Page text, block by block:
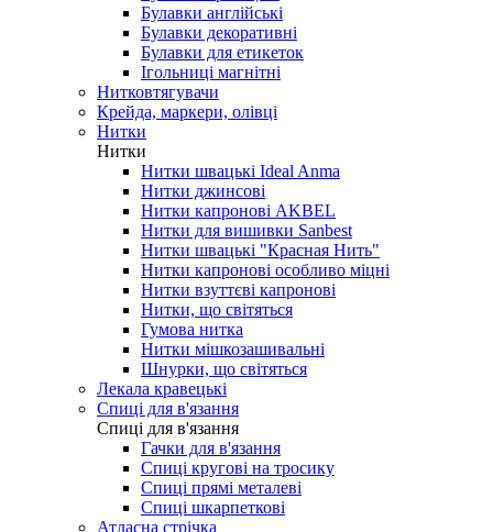
Булавки англійські
Булавки декоративні
Булавки для етикеток
Ігольниці магнітні
Нитковтягувачи
Крейда, маркери, олівці
Нитки
Нитки
Нитки швацькі Ideal Anma
Нитки джинсові
Нитки капронові AKBEL
Нитки для вишивки Sanbest
Нитки швацькі "Красная Нить"
Нитки капронові особливо міцні
Нитки взуттєві капронові
Нитки, що світяться
Гумова нитка
Нитки мішкозашивальні
Шнурки, що світяться
Лекала кравецькі
Cпиці для в'язання
Cпиці для в'язання
Гачки для в'язання
Спиці кругові на тросику
Спиці прямі металеві
Спиці шкарпеткові
Атласна стрічка